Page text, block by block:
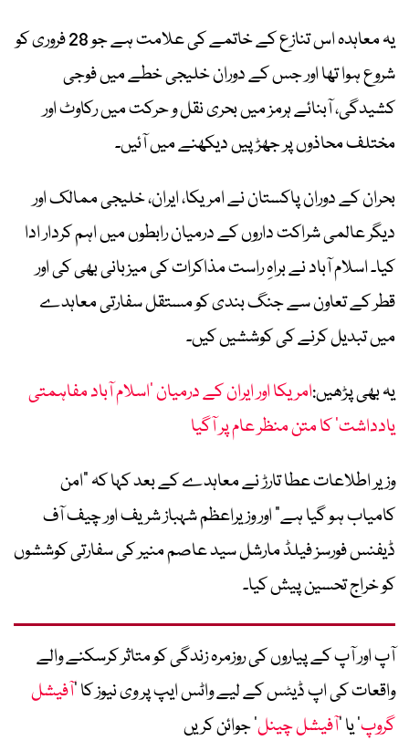
یہ معاہدہ اس تنازع کے خاتمے کی علامت ہے جو 28 فروری کو
شروع ہوا تھا اور جس کے دوران خلیجی خطے میں فوجی
کشیدگی، آبنائے ہرمز میں بحری نقل و حرکت میں رکاوٹ اور
مختلف محاذوں پر جھڑپیں دیکھنے میں آئیں۔
بحران کے دوران پاکستان نے امریکا، ایران، خلیجی ممالک اور
دیگر عالمی شراکت داروں کے درمیان رابطوں میں اہم کردار ادا
کیا۔ اسلام آباد نے براہِ راست مذاکرات کی میزبانی بھی کی اور
قطر کے تعاون سے جنگ بندی کو مستقل سفارتی معاہدے
میں تبدیل کرنے کی کوششیں کیں۔
یہ بھی پڑھیں:امریکا اور ایران کے درمیان ’اسلام آباد مفاہمتی
یادداشت‘ کا متن منظر عام پر آگیا
وزیر اطلاعات عطا تارڑ نے معاہدے کے بعد کہا کہ “امن
کامیاب ہو گیا ہے” اور وزیراعظم شہباز شریف اور چیف آف
ڈیفنس فورسز فیلڈ مارشل سید عاصم منیر کی سفارتی کوششوں
کو خراج تحسین پیش کیا۔
آپ اور آپ کے پیاروں کی روزمرہ زندگی کو متاثر کرسکنے والے
واقعات کی اپ ڈیٹس کے لیے واٹس ایپ پر وی نیوز کا ’آفیشل
گروپ‘ یا ’آفیشل چینل‘ جوائن کریں